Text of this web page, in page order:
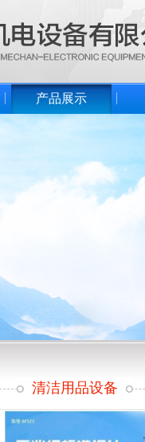
产品展示
清洁用品设备